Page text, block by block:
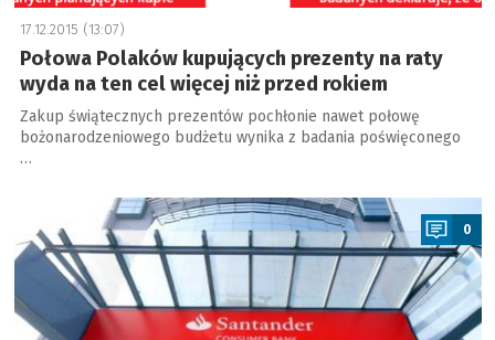
17.12.2015 (13:07)
Połowa Polaków kupujących prezenty na raty
wyda na ten cel więcej niż przed rokiem
Zakup świątecznych prezentów pochłonie nawet połowę
bożonarodzeniowego budżetu wynika z badania poświęconego
…
0